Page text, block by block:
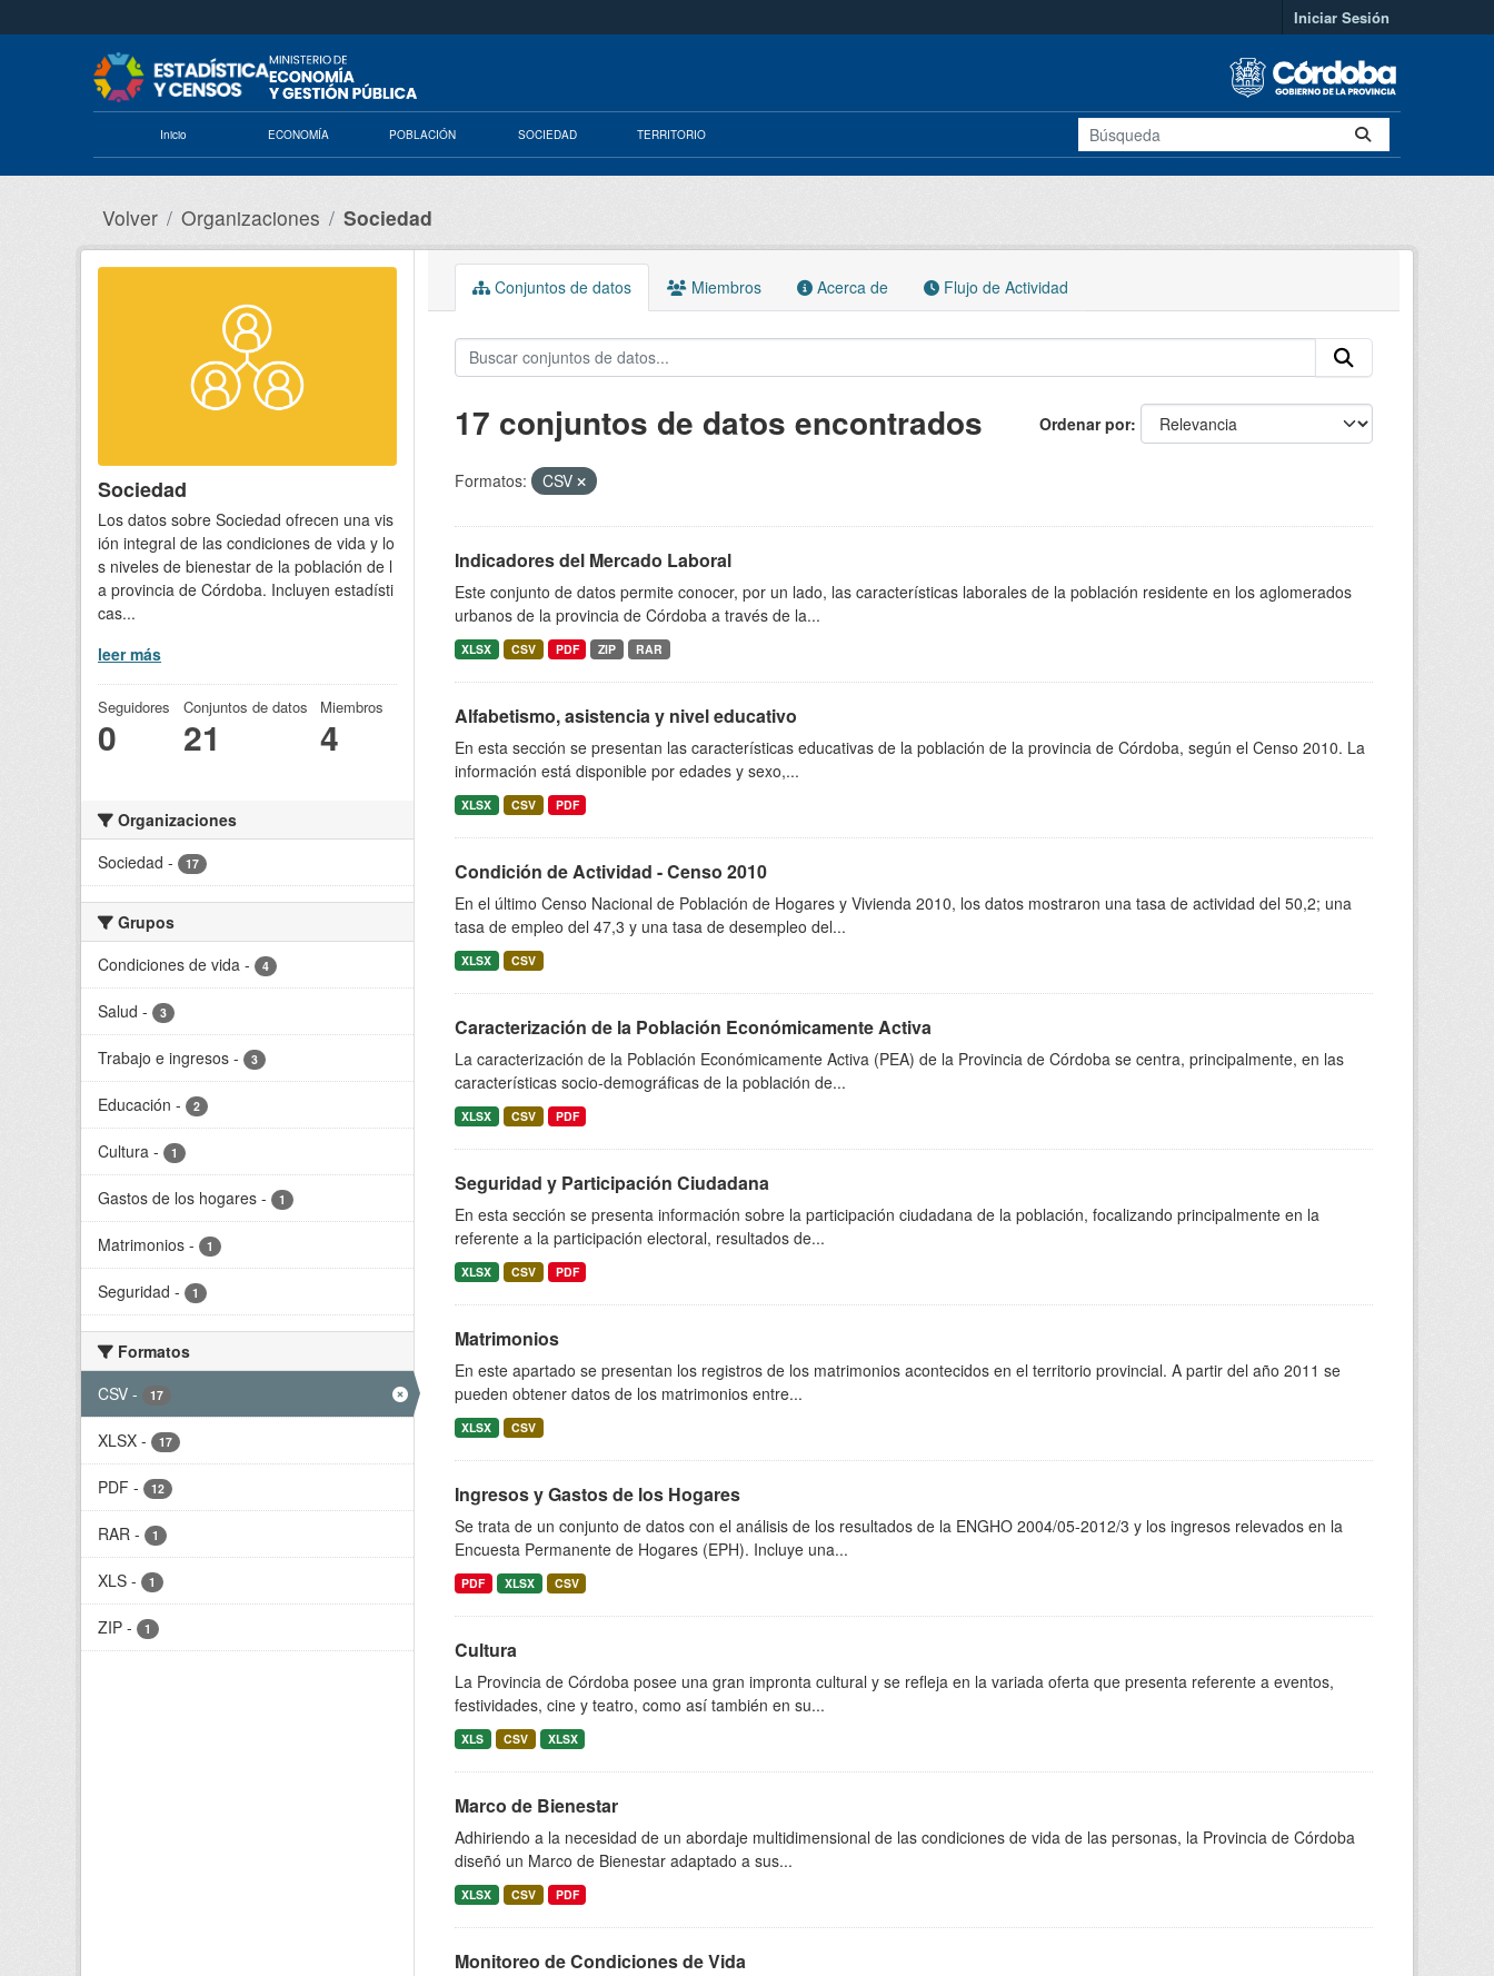
Iniciar Sesión
Inicio ECONOMÍA POBLACIÓN SOCIEDAD TERRITORIO
Volver Organizaciones Sociedad
Sociedad
Los datos sobre Sociedad ofrecen una vis
ión integral de las condiciones de vida y lo
s niveles de bienestar de la población de l
a provincia de Córdoba. Incluyen estadísti
cas...
leer más
Seguidores
0
Conjuntos de datos
21
Miembros
4
Organizaciones
Sociedad - 17
Grupos
Condiciones de vida - 4
Salud - 3
Trabajo e ingresos - 3
Educación - 2
Cultura - 1
Gastos de los hogares - 1
Matrimonios - 1
Seguridad - 1
Formatos
CSV - 17
XLSX - 17
PDF - 12
RAR - 1
XLS - 1
ZIP - 1
Conjuntos de datos Miembros Acerca de Flujo de Actividad
Ordenar por
17 conjuntos de datos encontrados
Formatos: CSV
Indicadores del Mercado Laboral
Este conjunto de datos permite conocer, por un lado, las características laborales de la población residente en los aglomerados
urbanos de la provincia de Córdoba a través de la...
XLSX CSV PDF ZIP RAR
Alfabetismo, asistencia y nivel educativo
En esta sección se presentan las características educativas de la población de la provincia de Córdoba, según el Censo 2010. La
información está disponible por edades y sexo,...
XLSX CSV PDF
Condición de Actividad - Censo 2010
En el último Censo Nacional de Población de Hogares y Vivienda 2010, los datos mostraron una tasa de actividad del 50,2; una
tasa de empleo del 47,3 y una tasa de desempleo del...
XLSX CSV
Caracterización de la Población Económicamente Activa
La caracterización de la Población Económicamente Activa (PEA) de la Provincia de Córdoba se centra, principalmente, en las
características socio-demográficas de la población de...
XLSX CSV PDF
Seguridad y Participación Ciudadana
En esta sección se presenta información sobre la participación ciudadana de la población, focalizando principalmente en la
referente a la participación electoral, resultados de...
XLSX CSV PDF
Matrimonios
En este apartado se presentan los registros de los matrimonios acontecidos en el territorio provincial. A partir del año 2011 se
pueden obtener datos de los matrimonios entre...
XLSX CSV
Ingresos y Gastos de los Hogares
Se trata de un conjunto de datos con el análisis de los resultados de la ENGHO 2004/05-2012/3 y los ingresos relevados en la
Encuesta Permanente de Hogares (EPH). Incluye una...
PDF XLSX CSV
Cultura
La Provincia de Córdoba posee una gran impronta cultural y se refleja en la variada oferta que presenta referente a eventos,
festividades, cine y teatro, como así también en su...
XLS CSV XLSX
Marco de Bienestar
Adhiriendo a la necesidad de un abordaje multidimensional de las condiciones de vida de las personas, la Provincia de Córdoba
diseñó un Marco de Bienestar adaptado a sus...
XLSX CSV PDF
Monitoreo de Condiciones de Vida